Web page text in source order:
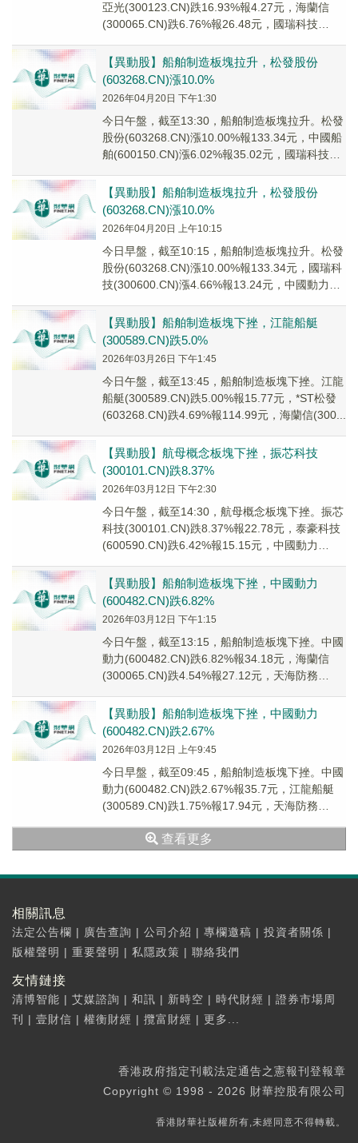
亞光(300123.CN)跌16.93%報4.27元，海蘭信
(300065.CN)跌6.76%報26.48元，國瑞科技
【異動股】船舶制造板塊拉升，松發股份
(603268.CN)漲10.0%
2026年04月20日 下午1:30
今日午盤，截至13:30，船舶制造板塊拉升。松發
股份(603268.CN)漲10.00%報133.34元，中國船
舶(600150.CN)漲6.02%報35.02元，國瑞科技
【異動股】船舶制造板塊拉升，松發股份
(603268.CN)漲10.0%
2026年04月20日 上午10:15
今日早盤，截至10:15，船舶制造板塊拉升。松發
股份(603268.CN)漲10.00%報133.34元，國瑞科
技(300600.CN)漲4.66%報13.24元，中國動力
【異動股】船舶制造板塊下挫，江龍船艇
(300589.CN)跌5.0%
2026年03月26日 下午1:45
今日午盤，截至13:45，船舶制造板塊下挫。江龍
船艇(300589.CN)跌5.00%報15.77元，*ST松發
(603268.CN)跌4.69%報114.99元，海蘭信(300...
【異動股】航母概念板塊下挫，振芯科技
(300101.CN)跌8.37%
2026年03月12日 下午2:30
今日午盤，截至14:30，航母概念板塊下挫。振芯
科技(300101.CN)跌8.37%報22.78元，泰豪科技
(600590.CN)跌6.42%報15.15元，中國動力
【異動股】船舶制造板塊下挫，中國動力
(600482.CN)跌6.82%
2026年03月12日 下午1:15
今日午盤，截至13:15，船舶制造板塊下挫。中國
動力(600482.CN)跌6.82%報34.18元，海蘭信
(300065.CN)跌4.54%報27.12元，天海防務
【異動股】船舶制造板塊下挫，中國動力
(600482.CN)跌2.67%
2026年03月12日 上午9:45
今日早盤，截至09:45，船舶制造板塊下挫。中國
動力(600482.CN)跌2.67%報35.7元，江龍船艇
(300589.CN)跌1.75%報17.94元，天海防務
查看更多
相關訊息
法定公告欄 | 廣告查詢 | 公司介紹 | 專欄邀稿 | 投資者關係 |
版權聲明 | 重要聲明 | 私隱政策 | 聯絡我們
友情鏈接
清博智能 | 艾媒諮詢 | 和訊 | 新時空 | 時代財經 | 證券市場周
刊
| 壹財信 | 權衡財經 | 攬富財經 | 更多...
香港政府指定刊載法定通告之憲報刊登報章
Copyright © 1998 - 2026 財華控股有限公司
香港財華社版權所有,未經同意不得轉載。